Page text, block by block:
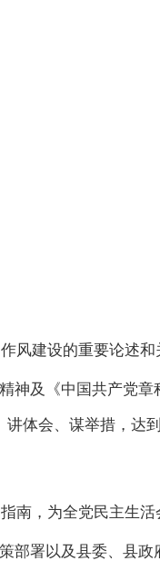
风建设的重要论述和
神及《中国共产党章
体会、谋举措，达
南，为全党民主生活
部署以及县委、县政